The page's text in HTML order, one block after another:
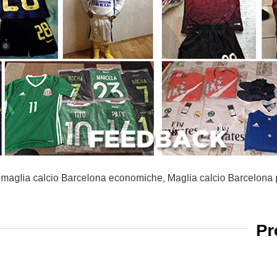
maglia calcio Barcelona economiche, Maglia calcio Barcelona